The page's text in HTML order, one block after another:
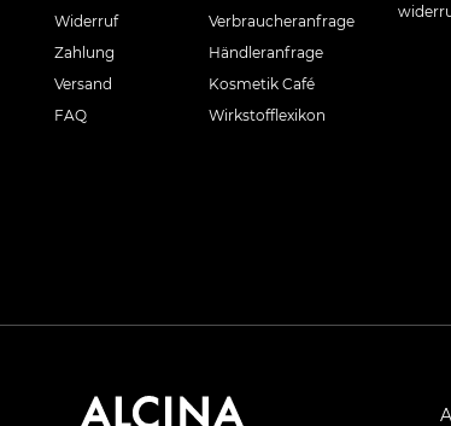
Widerruf
Zahlung
Versand
FAQ
Verbraucheranfrage
Händleranfrage
Kosmetik Café
Wirkstofflexikon